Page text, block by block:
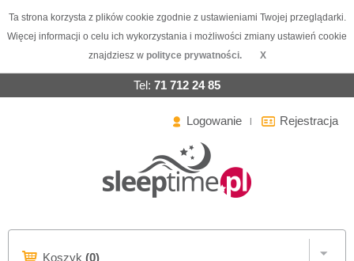
Ta strona korzysta z plików cookie zgodnie z ustawieniami Twojej przeglądarki.
Więcej informacji o celu ich wykorzystania i możliwości zmiany ustawień cookie
znajdziesz w polityce prywatności. X
Tel: 71 712 24 85
Koszyk (0)
Rejestracja
|
Logowanie